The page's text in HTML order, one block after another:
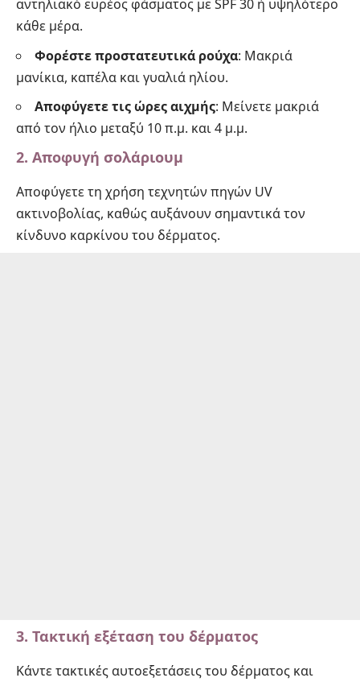
αντηλιακό ευρέος φάσματος με SPF 30 ή υψηλότερο
κάθε μέρα.
Φορέστε προστατευτικά ρούχα: Μακριά
μανίκια, καπέλα και γυαλιά ηλίου.
Αποφύγετε τις ώρες αιχμής: Μείνετε μακριά
από τον ήλιο μεταξύ 10 π.μ. και 4 μ.μ.
2. Αποφυγή σολάριουμ
Αποφύγετε τη χρήση τεχνητών πηγών UV
ακτινοβολίας, καθώς αυξάνουν σημαντικά τον
κίνδυνο καρκίνου του δέρματος.
3. Τακτική εξέταση του δέρματος
Κάντε τακτικές αυτοεξετάσεις του δέρματος και